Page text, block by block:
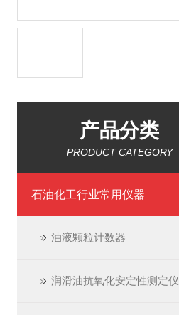
产品分类
PRODUCT CATEGORY
石油化工行业常用仪器
油液颗粒计数器
润滑油抗氧化安定性测定仪